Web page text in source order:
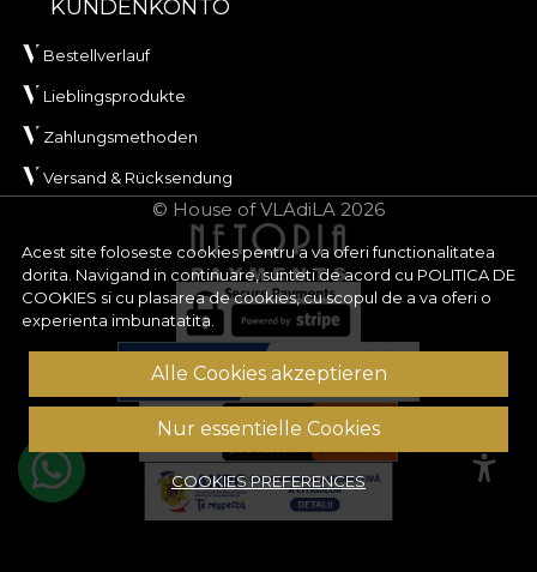
Acest site foloseste cookies pentru a va oferi functionalitatea
dorita. Navigand in continuare, sunteti de acord cu POLITICA DE
COOKIES si cu plasarea de cookies, cu scopul de a va oferi o
experienta imbunatatita.
Alle Cookies akzeptieren
Nur essentielle Cookies
COOKIES PREFERENCES
KUNDENKONTO
Bestellverlauf
Lieblingsprodukte
Zahlungsmethoden
Versand & Rücksendung
© House of VLAdiLA 2026